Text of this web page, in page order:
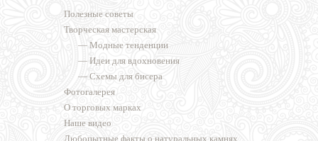
Полезные советы
Творческая мастерская
— Модные тенденции
— Идеи для вдохновения
— Схемы для бисера
Фотогалерея
О торговых марках
Наше видео
Любопытные факты о натуральных камнях